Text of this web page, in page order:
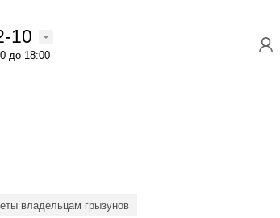
10
до 18:00
владельцам грызунов